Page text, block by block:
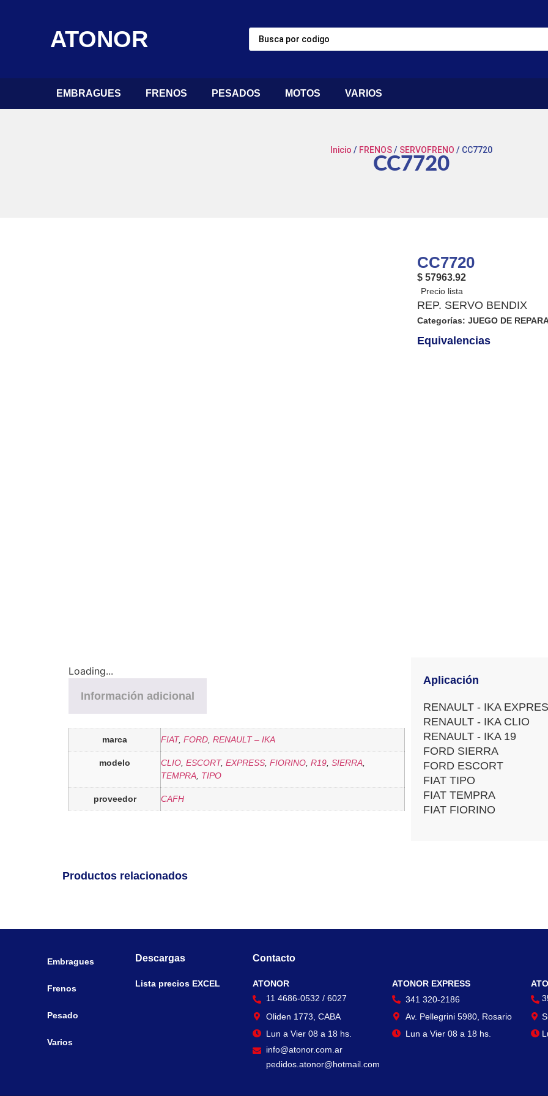
ATONOR
EMBRAGUES FRENOS PESADOS MOTOS VARIOS
Inicio / FRENOS/ SERVOFRENO / CC7720
CC7720
CC7720
$ 57963.92
REP. SERVO BENDIX
Categorías: JUEGO DE
Equivalencias
Loading...
Información adicional
marca FIAT, FORD RENAULT – IKA
modelo CLIO ESCORT, EXPRESS FIORINO R19 SIERRA
TEMPRA TIPO
proveedor CAFH
Aplicación
RENAULT - IKA
RENAULT - IKA CLIO
RENAULT - IKA 19
FORD SIERRA
FORD ESCORT
FIAT TIPO
FIAT TEMPRA
FIAT FIORINO
Productos relacionados
Embragues
Frenos
Pesado
Varios
Descargas
Lista precios EXCEL
Contacto
ATONOR
11 4686-0532 / 6027
Oliden 1773, CABA
Lun a Vier 08 a 18 hs.
info@atonor.com.ar
pedidos.atonor@hotmail.com
ATONOR EXPRESS
341 320-2186
Av. Pellegrini 5980, Rosario
Lun a Vier 08 a 18 hs.